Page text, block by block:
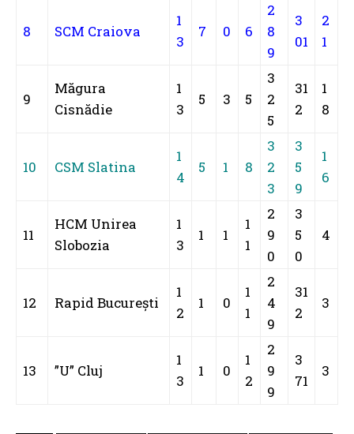
8 SCM Craiova
1
3
7 0 6
2
8
9
3
01
2
1
9
Măgura
Cisnădie
1
3
5 3 5
3
2
5
31
2
1
8
10 CSM Slatina
1
4
5 1 8
3
2
3
3
5
9
1
6
11
HCM Unirea
Slobozia
1
3
1 1
1
1
2
9
0
3
5
0
4
12 Rapid București
1
2
1 0
1
1
2
4
9
31
2
3
13 ”U” Cluj
1
3
1 0
1
2
2
9
9
3
71
3